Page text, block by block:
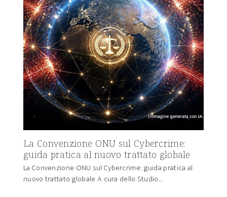
La Convenzione ONU sul Cybercrime:
guida pratica al nuovo trattato globale
La Convenzione ONU sul Cybercrime: guida pratica al
nuovo trattato globale A cura dello Studio…